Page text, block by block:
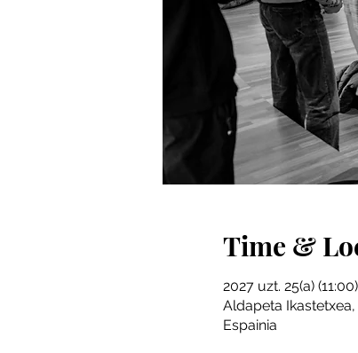
Time &
2027 uzt. 25(a)
Aldapeta
Espainia